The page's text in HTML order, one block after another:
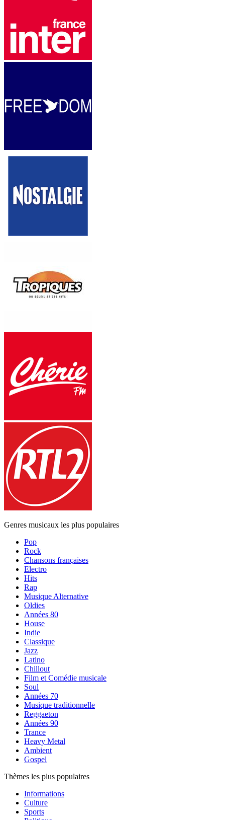
Genres musicaux les plus populaires
Pop
Rock
Chansons françaises
Electro
Hits
Rap
Musique Alternative
Oldies
Années 80
House
Indie
Classique
Jazz
Latino
Chillout
Film et Comédie musicale
Soul
Années 70
Musique traditionnelle
Reggaeton
Années 90
Trance
Heavy Metal
Ambient
Gospel
Thèmes les plus populaires
Informations
Culture
Sports